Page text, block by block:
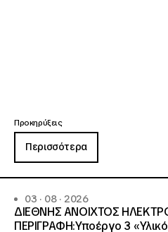
Προκηρύξεις
Περισσότερα
03 · 08 · 2026
ΔΙΕΘΝΗΣ ΑΝΟΙΧΤΟΣ
ΠΕΡΙΓΡΑΦΗ:Υποέργο 3